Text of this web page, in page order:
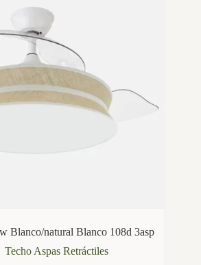
Blanco/natural Blanco 108d 3asp
Techo Aspas Retráctiles